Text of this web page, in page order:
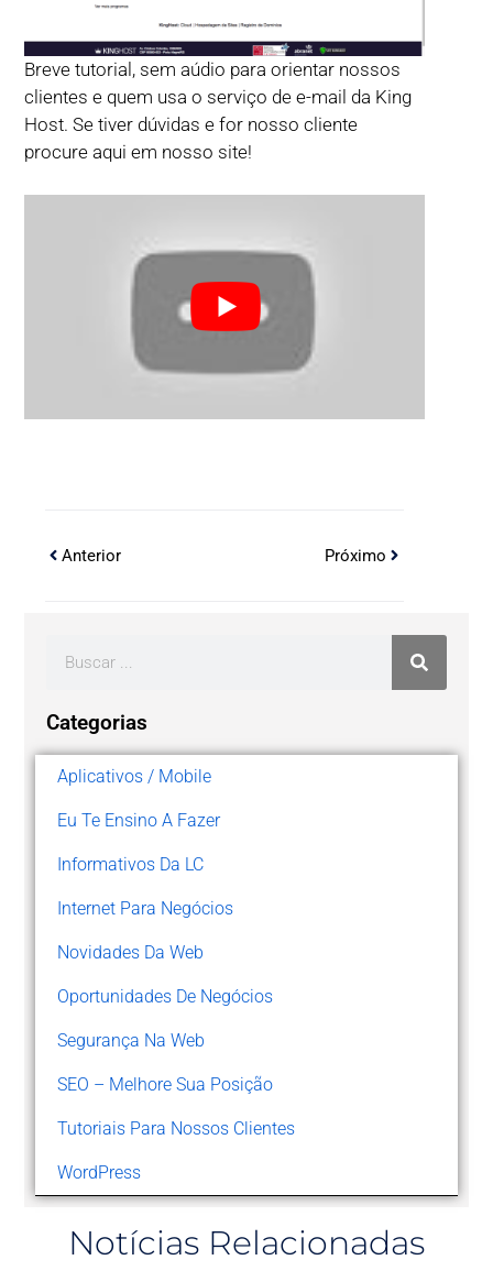
Breve tutorial, sem aúdio para orientar nossos
clientes e quem usa o serviço de e-mail da King
Host. Se tiver dúvidas e for nosso cliente
procure aqui em nosso site!
Anterior Próximo
Categorias
Aplicativos / Mobile
Eu Te Ensino A Fazer
Informativos Da LC
Internet Para Negócios
Novidades Da Web
Oportunidades De Negócios
Segurança Na Web
SEO – Melhore Sua Posição
Tutoriais Para Nossos Clientes
WordPress
Notícias Relacionadas